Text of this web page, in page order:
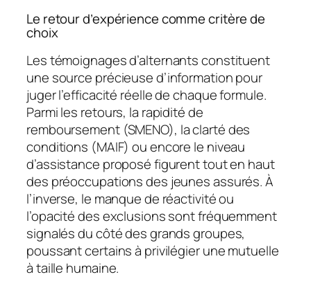
Le retour d’expérience comme critère de
choix
Les témoignages d’alternants constituent
une source précieuse d’information pour
juger l’efficacité réelle de chaque formule.
Parmi les retours, la rapidité de
remboursement (SMENO), la clarté des
conditions (MAIF) ou encore le niveau
d’assistance proposé figurent tout en haut
des préoccupations des jeunes assurés. À
l’inverse, le manque de réactivité ou
l’opacité des exclusions sont fréquemment
signalés du côté des grands groupes,
poussant certains à privilégier une mutuelle
à taille humaine.